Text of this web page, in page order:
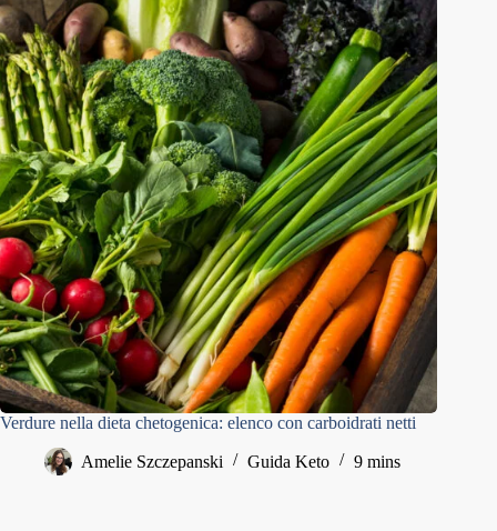
Verdure nella dieta chetogenica: elenco con carboidrati netti
Amelie Szczepanski Guida Keto 9 mins